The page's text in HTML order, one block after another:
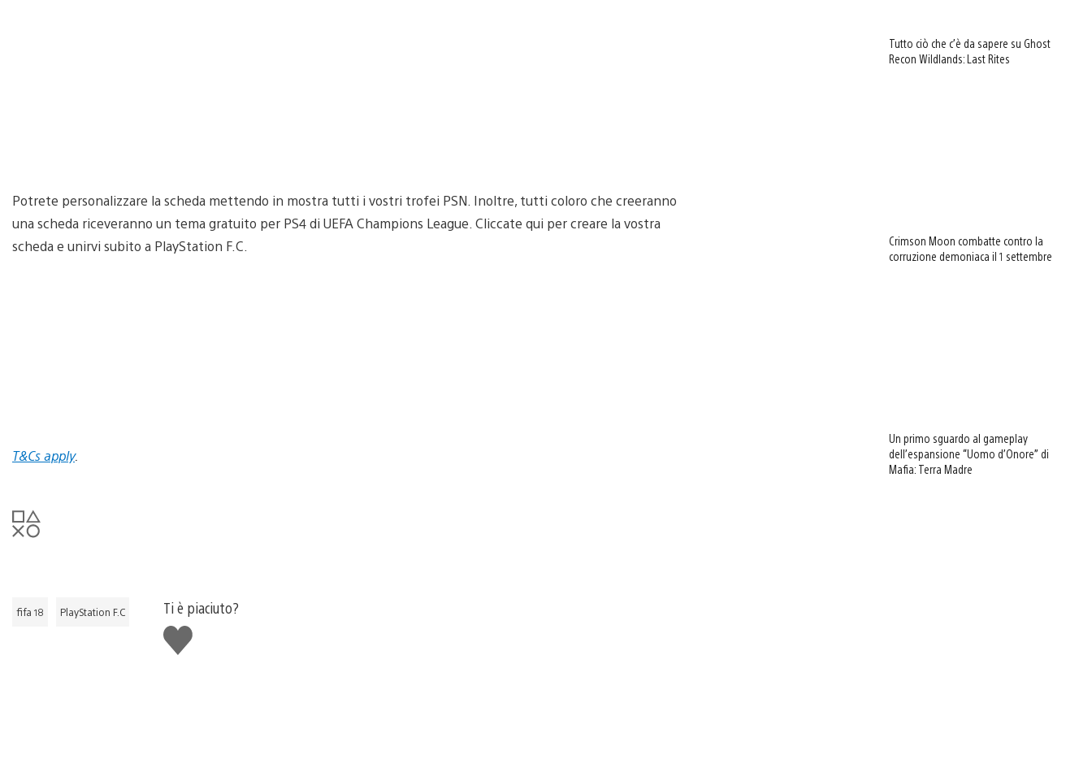
Potrete personalizzare la scheda mettendo in mostra tutti i vostri trofei PSN. Inoltre, tutti coloro che creeranno
una scheda riceveranno un tema gratuito per PS4 di UEFA Champions League. Cliccate qui per creare la vostra
scheda e unirvi subito a PlayStation F.C.
T&Cs apply.
fifa 18 PlayStation F.C
Ti è piaciuto?
Mi
piace
Tutto ciò che c’è da sapere su Ghost
Recon Wildlands: Last Rites
Crimson Moon combatte contro la
corruzione demoniaca il 1 settembre
Un primo sguardo al gameplay
dell’espansione “Uomo d’Onore” di
Mafia: Terra Madre